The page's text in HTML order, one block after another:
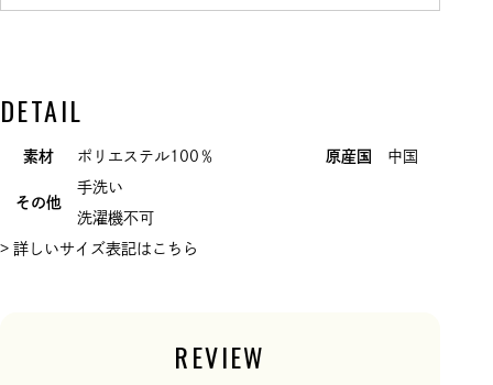
DETAIL
素材 ポリエステル100％ 原産国 中国
その他
手洗い
洗濯機不可
> 詳しいサイズ表記はこちら
REVIEW